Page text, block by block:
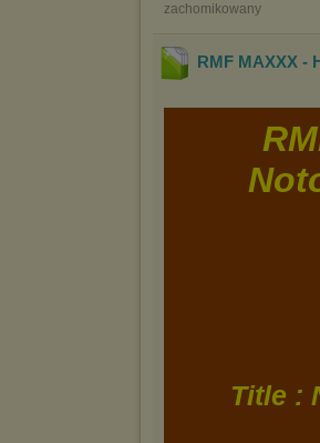
zachomikowany
RMF MAXXX -
Title :